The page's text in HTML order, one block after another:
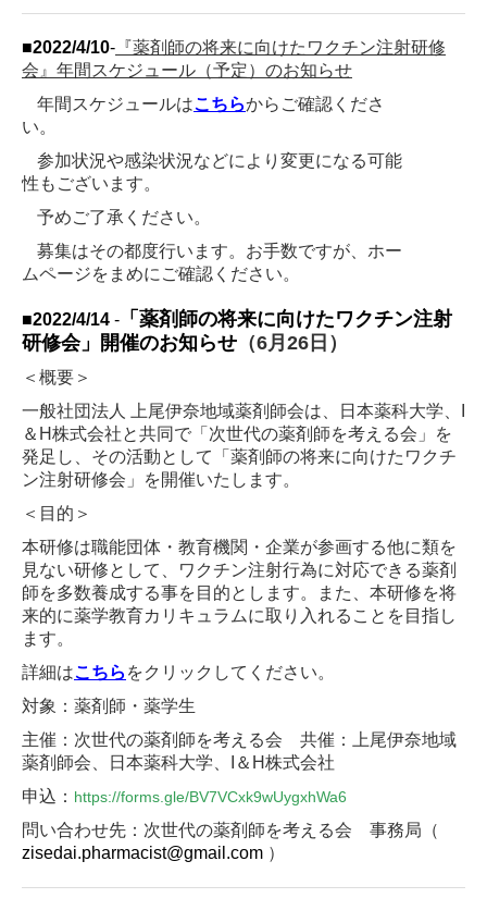
■2022/4/10- 『薬剤師の将来に向けたワクチン注射研修
会』年間スケジュール（予定）のお知らせ
年間スケジュールはこちらからご確認くださ
い。
参加状況や感染状況などにより変更になる可能
性もございます。
予めご了承ください。
募集はその都度行います。お手数ですが、ホー
ムページをまめにご確認ください。
■2022/4/14 - 「薬剤師の将来に向けたワクチン注射
研修会」開催のお知らせ （6月26日）
＜概要＞
一般社団法人 上尾伊奈地域薬剤師会は、日本薬科大学、
＆ H株式会社と共同で「次世代の薬剤師を考える会」を
発足し、その活動として「薬剤師の将来に向けたワクチ
ン注射研修会」を開催いたします。
＜目的＞
本研修は職能団体・教育機関・企業が参画する他に類を
見ない研修として、ワクチン注射行為に対応できる薬剤
師を多数養成する事を目的とします。
また、本研修を将
来的に薬学教育カリキュラムに取り入れることを目指し
ます。
詳細はこちら をクリックしてください。
対象：薬剤師・薬学生
主催：次世代の薬剤師を考える会 共催：上尾伊奈地域
薬剤師会、日本薬科大学、
＆ H株式会社
申込：
問い合わせ先：次世代の薬剤師を考える会 事務局（
zisedai.pharmacist@gmail.com ）